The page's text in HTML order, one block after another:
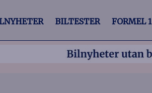
BILTESTER FORMEL 1